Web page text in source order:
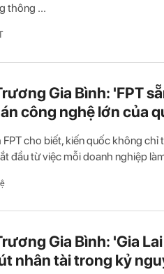
thông ...
Gia Bình: 'FPT
công nghệ lớn của
cho biết, kiến quốc không chỉ
đầu từ việc mỗi doanh nghiệp
Gia Bình: 'Gia
nhân tài trong kỷ